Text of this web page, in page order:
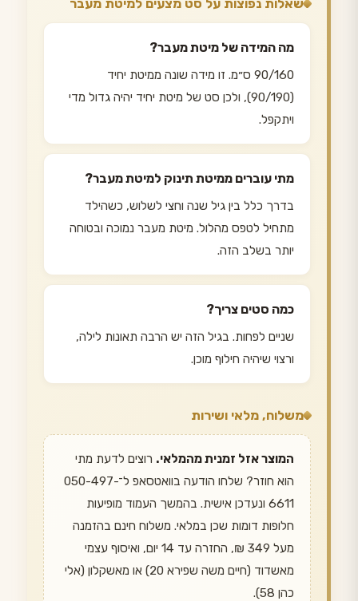
שאלות נפוצות על סט מצעים למיטת מעבר
מה המידה של מיטת מעבר?
90/160 ס״מ. זו מידה שונה ממיטת יחיד
(90/190), ולכן סט של מיטת יחיד יהיה גדול מדי
ויתקפל.
מתי עוברים ממיטת תינוק למיטת מעבר?
בדרך כלל בין גיל שנה וחצי לשלוש, כשהילד
מתחיל לטפס מהלול. מיטת מעבר נמוכה ובטוחה
יותר בשלב הזה.
כמה סטים צריך?
שניים לפחות. בגיל הזה יש הרבה תאונות לילה,
ורצוי שיהיה חילוף מוכן.
משלוח, מלאי ושירות
המוצר אזל זמנית מהמלאי. רוצים לדעת מתי
הוא חוזר? שלחו הודעה בוואטסאפ ל־050-497-
6611 ונעדכן אישית. בהמשך העמוד מופיעות
חלופות דומות שכן במלאי. משלוח חינם בהזמנה
מעל 349 ₪, החזרה עד 14 יום, ואיסוף עצמי
מאשדוד (חיים משה שפירא 20) או מאשקלון (אלי
כהן 58).